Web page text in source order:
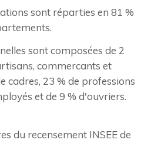
sont réparties en 81 %
sont composées de 2
commercants et
cadres, 23 % de professions
et de 9 % d'ouvriers.
du recensement INSEE de